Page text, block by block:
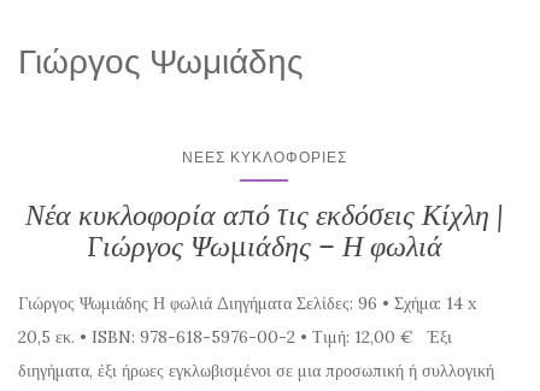
Γιώργος Ψωμιάδης
ΝΈΕΣ ΚΥΚΛΟΦΟΡΊΕΣ
Νέα κυκλοφορία από τις εκδόσεις Κίχλη |
Γιώργος Ψωμιάδης – Η φωλιά
Γιώργος Ψωμιάδης Η φωλιά Διηγήματα Σελίδες: 96 • Σχήμα: 14 x
20,5 εκ. • ISBN: 978-618-5976-00-2 • Τιμή: 12,00 € Έξι
διηγήματα, έξι ήρωες εγκλωβισμένοι σε μια προσωπική ή συλλογική